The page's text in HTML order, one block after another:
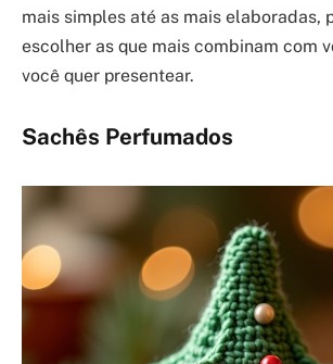
mais simples até as mais elaboradas,
escolher as que mais combinam com
você quer presentear.
Sachês Perfumados